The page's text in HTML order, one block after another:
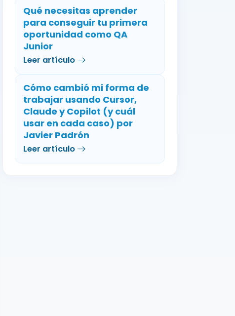
Qué necesitas aprender
para conseguir tu primera
oportunidad como QA
Junior
Leer artículo
Cómo cambió mi forma de
trabajar usando Cursor,
Claude y Copilot (y cuál
usar en cada caso) por
Javier Padrón
Leer artículo